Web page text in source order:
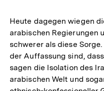
Heute dagegen wiegen
arabischen Regierungen
schwerer als diese
der Auffassung sind,
sagen die Isolation des
arabischen Welt und